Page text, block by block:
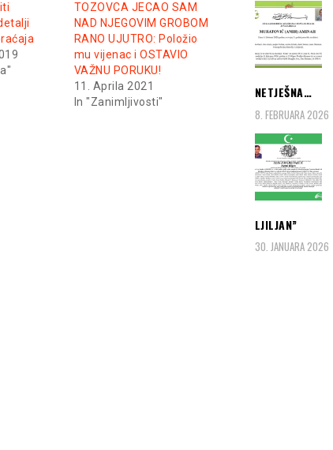
TOZOVCA JECAO SAM
NAD NJEGOVIM GROBOM
RANO UJUTRO: Položio
mu vijenac i OSTAVIO
VAŽNU PORUKU!
11. Aprila 2021
In "Zanimljivosti"
NETJEŠNA…
8. FEBRUARA 2026
LJILJAN”
30. JANUARA 2026